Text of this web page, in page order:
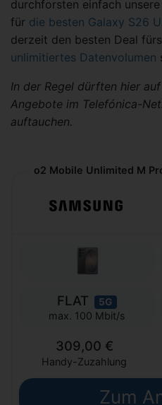
durchforsten einfach
für die besten Galaxy S26
derzeit den besten Deal
unlimitiertes Datenvolumen
In der Regel dürften hier
Angebote im Telefónica-
auftauchen.
o2 Mobile Unlimited M
FLAT 5G
max. 100 Mbit/s
309,00 €
Handy-Zuzahlung
Zum